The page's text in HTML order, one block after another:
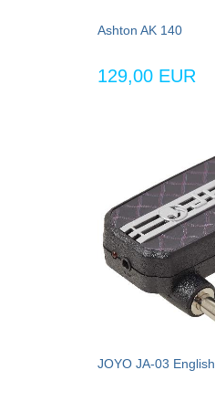
Ashton AK 140
129,00 EUR
JOYO JA-03 English